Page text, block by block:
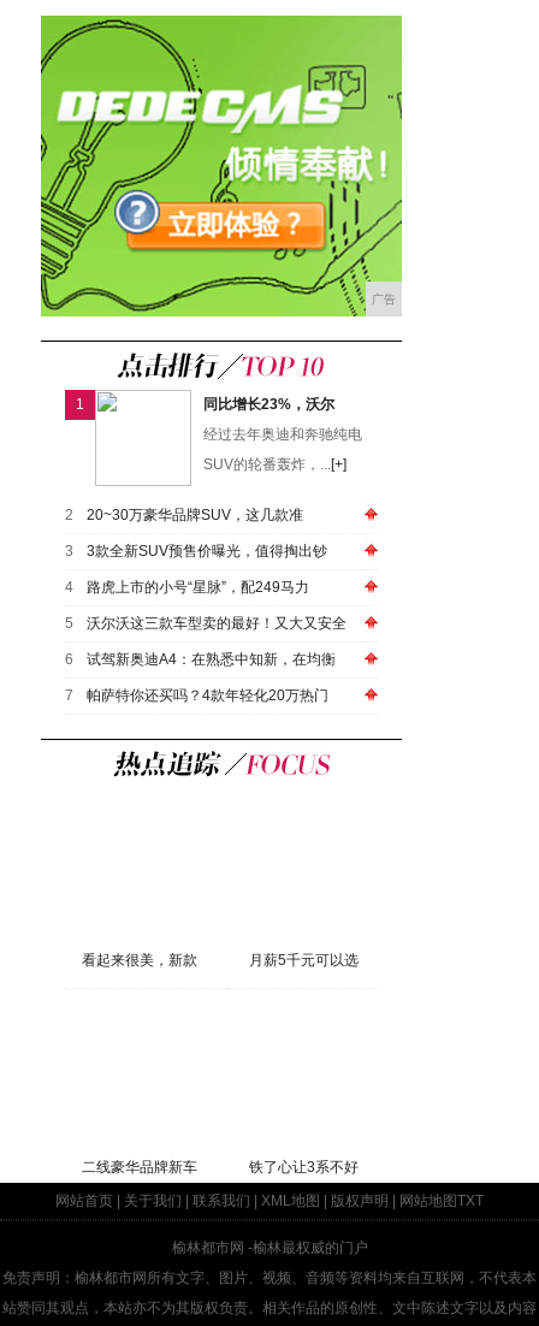
广告
1
同比增长23%，沃尔
经过去年奥迪和奔驰纯电
SUV的轮番轰炸，...[+]
2 20~30万豪华品牌SUV，这几款准
3 3款全新SUV预售价曝光，值得掏出钞
4 路虎上市的小号“星脉”，配249马力
5 沃尔沃这三款车型卖的最好！又大又安全
6 试驾新奥迪A4：在熟悉中知新，在均衡
7 帕萨特你还买吗？4款年轻化20万热门
看起来很美，新款 月薪5千元可以选
二线豪华品牌新车
铁了心让3系不好
网站首页
关于我们 联系我们 XML地图 版权声明 网站地图TXT
榆林都市网 -榆林最权威的门户
免责声明：榆林都市网所有文字、图片、视频、音频等资料均来自互联网，不代表本
站赞同其观点，本站亦不为其版权负责。相关作品的原创性、文中陈述文字以及内容